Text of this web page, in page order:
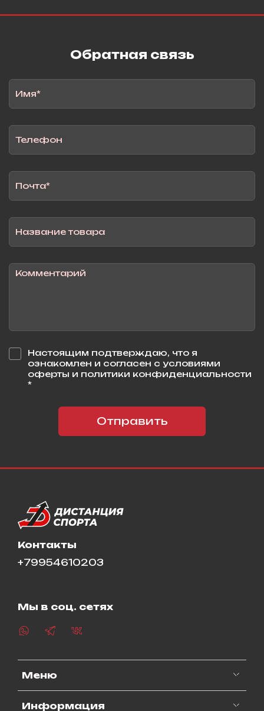
Обратная связь
Настоящим подтверждаю, что я
ознакомлен и согласен с условиями
оферты и политики конфиденциальности
*
Отправить
Меню
Информация
Контакты
+79954610203
Мы в соц. сетях